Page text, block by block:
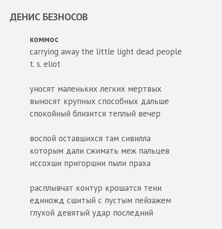
ДЕНИС БЕЗНОСОВ
коммос
carrying away the little light dead people
t. s. eliot
уносят маленьких легких мертвых
выносят крупных способных дальше
спокойный близится теплый вечер
воспой оставшихся там сивилла
которым дали сжимать меж пальцев
иссохши пригоршни пыли праха
расплывчат контур крошатся тени
единожд сшитый с пустым пейзажем
глухой девятый удар последний